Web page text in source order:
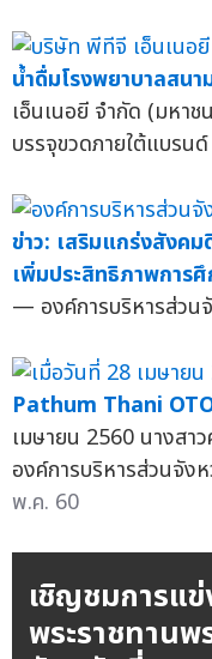
น้ำดื่มโรงพยาบาลสน
เอ็นเนอยี จำกัด (มหา
บรรจุขวดภายใต้แบรน
ข่าว: เสริมแกร่งสังค
เพิ่มประสิทธิภาพการ
— องค์การบริหารส่วน
Pathum Thani
เมษายน 2560 นางสา
องค์การบริหารส่วนจัง
พ.ค. 60
เชิญชมการแ
พระราชทานพ